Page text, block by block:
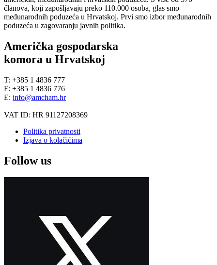
članova, koji zapošljavaju preko 110.000 osoba, glas smo
međunarodnih poduzeća u Hrvatskoj. Prvi smo izbor međunarodnih
poduzeća u zagovaranju javnih politika.
Američka gospodarska
komora u Hrvatskoj
T: +385 1 4836 777
F: +385 1 4836 776
E: info@amcham.hr
VAT ID: HR 91127208369
Politika privatnosti
Izjava o kolačićima
Follow us